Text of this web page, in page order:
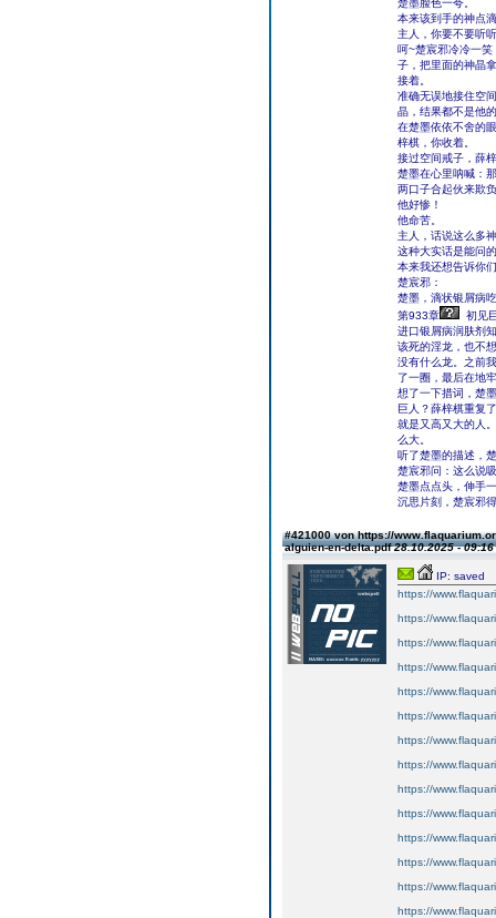
楚墨脸色一夸。
本来该到手的神点
主人，你要不要听
呵~楚宸邪冷冷一
子，把里面的神晶
接着。
准确无误地接住空
晶，结果都不是他
在楚墨依依不舍的
梓棋，你收着。
接过空间戒子，薛
楚墨在心里呐喊：
两口子合起伙来欺
他好惨！
他命苦。
主人，话说这么多
这种大实话是能问
本来我还想告诉你
楚宸邪：
楚墨，滴状银屑病
第933章
初见
进口银屑病润肤剂
该死的淫龙，也不
没有什么龙。之前
了一圈，最后在地
想了一下措词，楚
巨人？薛梓棋重复
就是又高又大的人
么大。
听了楚墨的描述，
楚宸邪问：这么说
楚墨点点头，伸手
沉思片刻，楚宸邪
#421000 von https://
alguien-en-delta.pdf28.10.2025 - 09:16
IP: saved
https://
https://
https://
https://
https://
https://
https://
https://
https://
https://
https://
https://
https://
https://